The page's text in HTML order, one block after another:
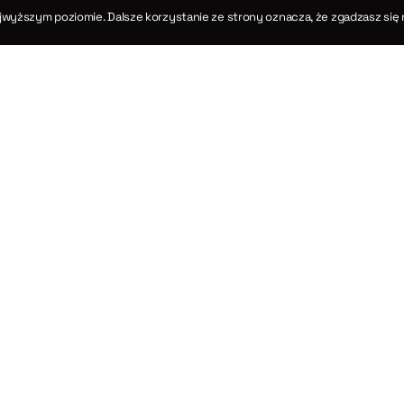
twierdzenia cosinusów dla trójkątów
Rozdział XIV
poziomie. Dalsze korzystanie ze strony oznacza, że zgadzasz się